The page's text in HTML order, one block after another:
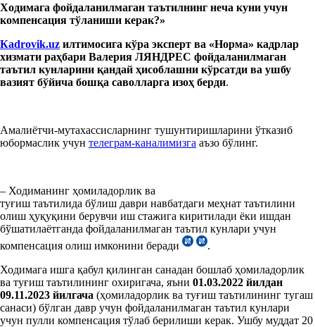
Ходимага фойдаланилмаган таътилнинг неча куни учун
компенсация тўланиши керак?»
Кadrovik.uz илтимосига кўра эксперт ва «Норма» кадрлар
хизмати раҳбари Валерия ЛЯНДРЕС фойдаланилмаган
таътил кунларини қандай ҳисоблашни кўрсатди ва ушбу
вазият бўйича бошқа саволларга изоҳ берди.
Амалиётчи-мутахассисларнинг тушунтиришларини ўтказиб
юбормаслик учун телеграм-каналимизга аъзо бўлинг.
– Ходиманинг ҳомиладорлик ва
туғиш таътилида бўлиш даври навбатдаги меҳнат таътилини
олиш ҳуқуқини берувчи иш стажига киритилади ёки ишдан
бўшатилаётганда фойдаланилмаган таътил кунлари учун
компенсация олиш имконини беради
.
Ходимага ишга қабул қилинган санадан бошлаб ҳомиладорлик
ва туғиш таътилининг охиригача, яъни 01.03.2022 йилдан
09.11.2023 йилгача (ҳомиладорлик ва туғиш таътилининг тугаш
санаси) бўлган давр учун фойдаланилмаган таътил кунлари
учун пулли компенсация тўлаб берилиши керак. Ушбу муддат 20